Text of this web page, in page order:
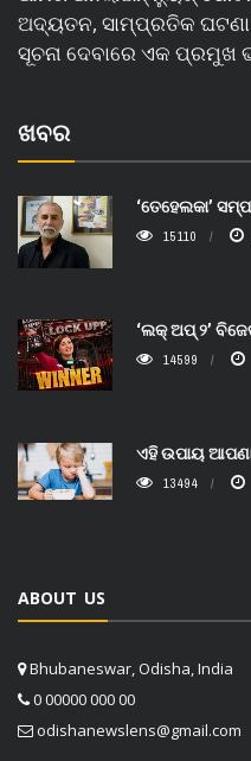
ଅଦ୍ୟତନ, ସାମ୍ପ୍ରତିକ
ସୂଚନା ଦେବାରେ ଏକ ପ୍ରମୁଖ
ଖବର
‘ତେହେଲକା’
15110
‘ଲକ୍ ଅପ୍ ୨’
14599
ଏହି ଉପାୟ
13494
ABOUT US
Bhubaneswar, Odisha, India
0 00000 000 00
odishanewslens@gmail.com